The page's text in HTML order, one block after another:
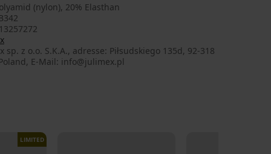
(nylon), 20% Elasthan
sp. z o.o. S.K.A., adresse: Piłsudskiego 135d, 92-318
E-Mail: info@julimex.pl
LIMITED